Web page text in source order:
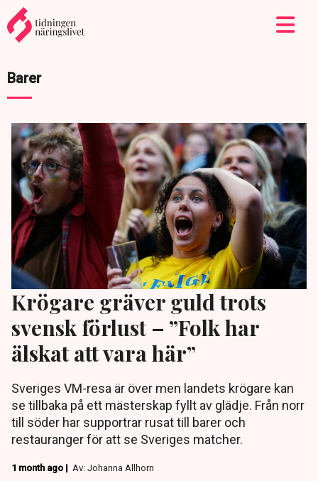
Barer
Krögare gräver guld trots
svensk förlust – ”Folk har
älskat att vara här”
Sveriges VM-resa är över men landets krögare kan
se tillbaka på ett mästerskap fyllt av glädje. Från norr
till söder har supportrar rusat till barer och
restauranger för att se Sveriges matcher.
1 month ago | Av: Johanna Allhorn